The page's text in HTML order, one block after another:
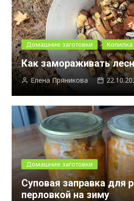
Домашние заготовки Копилка
Как замораживать
Елена Пряникова
Домашние заготовки
Суповая заправка для
перловкой на зиму